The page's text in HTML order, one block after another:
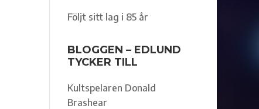
Följt sitt lag i 85 år
BLOGGEN – EDLUND
TYCKER TILL
Kultspelaren Donald
Brashear